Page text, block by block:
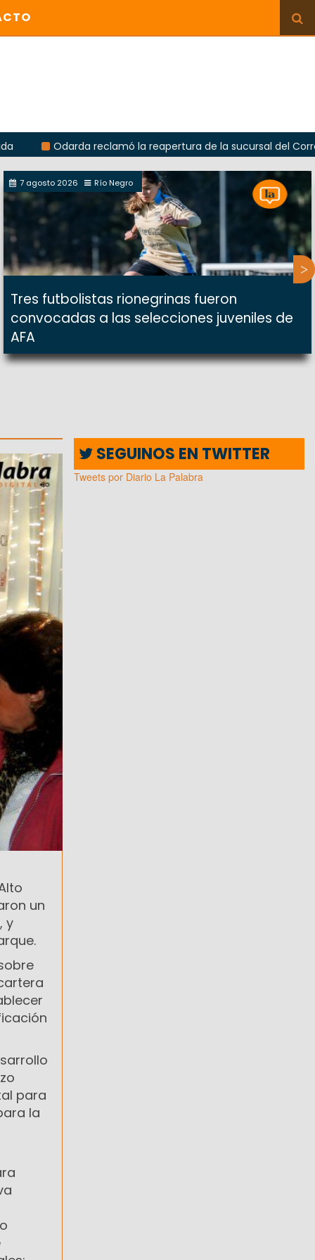
Odarda reclamó la reapertura de la sucursal del Correo
7 agosto 2026 Río Negro
Tres futbolistas rionegrinas fueron
convocadas a las selecciones juveniles de
AFA
un
y
para
la
SEGUINOS EN TWITTER
Tweets por Diario La Palabra